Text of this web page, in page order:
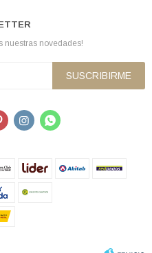
nuestras novedades!
SUSCRIBIRME
 